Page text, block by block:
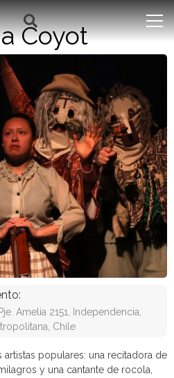
Coyot
Amelia 2151, Independencia,
Chile
populares: una recitadora de
y una cantante de rocola,